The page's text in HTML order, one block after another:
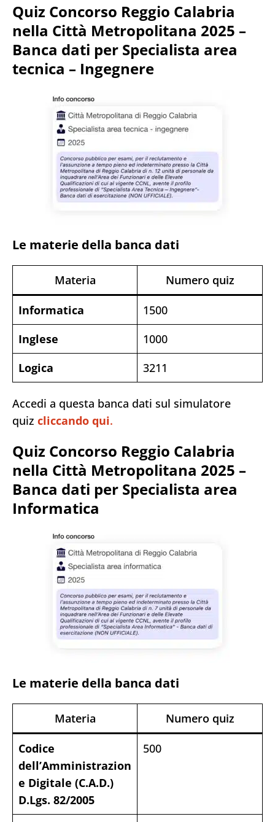
Quiz Concorso Reggio Calabria
nella Città Metropolitana 2025 –
Banca dati per Specialista area
tecnica – Ingegnere
Le materie della banca dati
Materia Numero quiz
Informatica
1500
Inglese
1000
Logica
3211
Accedi a questa banca dati sul simulatore
quiz cliccando qui.
Quiz Concorso Reggio Calabria
nella Città Metropolitana 2025 –
Banca dati per Specialista area
Informatica
Le materie della banca dati
Materia Numero quiz
Codice
dell’Amministrazion
e Digitale (C.A.D.)
D.Lgs. 82/2005
500